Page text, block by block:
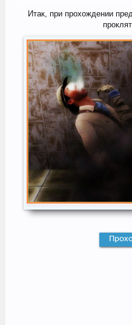
Итак, при прохождении